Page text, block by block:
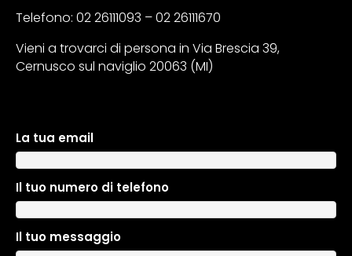
Telefono: 02 26111093 – 02 26111670
Vieni a trovarci di persona in Via Brescia 39,
Cernusco sul naviglio 20063 (MI)
La tua email
Il tuo numero di telefono
Il tuo messaggio
A
l
t
e
n
a